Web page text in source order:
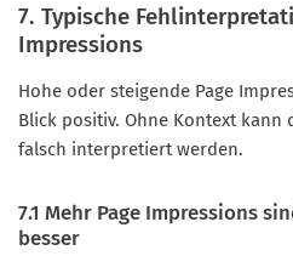
7. Typische
Impressions
Hohe oder steigende Page
Blick positiv. Ohne Kontext kann
falsch interpretiert werden.
7.1 Mehr Page Impressions
besser